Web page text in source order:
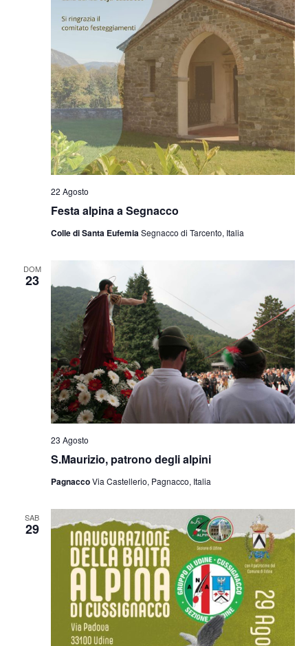
Festa alpina a Segnacco
22 Agosto
Colle di Santa EufemiaSegnacco di Tarcento, Italia
DOM
23
S.Maurizio, patrono degli alpini
23 Agosto
PagnaccoVia Castellerio, Pagnacco, Italia
SAB
29